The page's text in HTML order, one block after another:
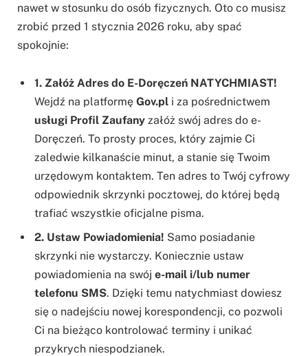
nawet w stosunku do osób fizycznych. Oto co musisz
zrobić przed 1 stycznia 2026 roku, aby spać
spokojnie:
1. Załóż Adres do E-Doręczeń NATYCHMIAST!
Wejdź na platformę Gov.pl i za pośrednictwem
usługi Profil Zaufany załóż swój adres do e-
Doręczeń. To prosty proces, który zajmie Ci
zaledwie kilkanaście minut, a stanie się Twoim
urzędowym kontaktem. Ten adres to Twój cyfrowy
odpowiednik skrzynki pocztowej, do której będą
trafiać wszystkie oficjalne pisma.
2. Ustaw Powiadomienia! Samo posiadanie
skrzynki nie wystarczy. Koniecznie ustaw
powiadomienia na swój e-mail i/lub numer
telefonu SMS. Dzięki temu natychmiast dowiesz
się o nadejściu nowej korespondencji, co pozwoli
Ci na bieżąco kontrolować terminy i unikać
przykrych niespodzianek.